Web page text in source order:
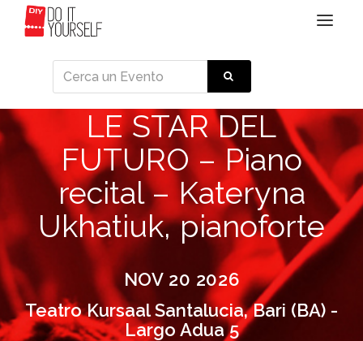
Toggle
LE STAR DEL
FUTURO – Piano
recital – Kateryna
Ukhatiuk, pianoforte
NOV 20 2026
Teatro Kursaal Santalucia, Bari (BA) -
Largo Adua 5